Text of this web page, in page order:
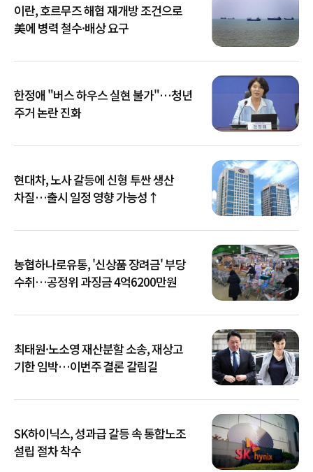
이란, 호르무즈 해협 재개방 조건으로
美에 병력 철수·배상 요구
한정애 "버스 하우스 실현 불가"…청년
주거 논란 진화
현대차, 노사 갈등에 신형 투싼 생산
차질…출시 일정 영향 가능성↑
농협하나로유통, '신상품 장려금' 부당
수취…공정위 과징금 4억6200만원
최태원·노소영 재산분할 소송, 재상고
기한 임박…이번주 결론 갈림길
SK하이닉스, 성과급 갈등 속 통합노조
설립 절차 착수